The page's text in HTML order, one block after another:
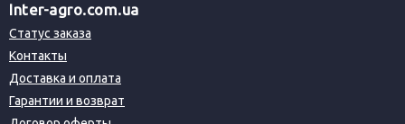
Inter-agro.com.ua
Статус заказа
Контакты
Доставка и оплата
Гарантии и возврат